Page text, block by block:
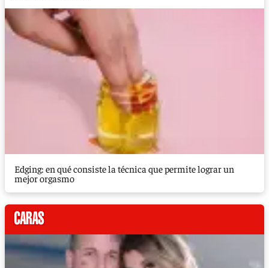
Edging: en qué consiste la técnica que permite lograr un
mejor orgasmo